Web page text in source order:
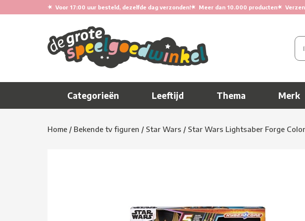
★ Voor 17:00 uur besteld, dezelfde dag verzonden!★ Meer dan 10.000 producten★
Categorieën Leeftijd Thema Merk
Home / Bekende tv figuren / Star Wars / Star Wars Lightsaber Forge